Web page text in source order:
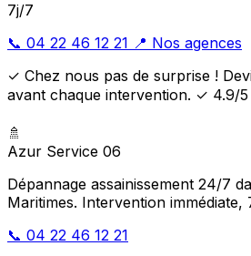
7j/7
📞 04 22 46 12 21 📍 Nos agences
✓ Chez nous pas de surprise !
avant chaque intervention. ✓ 4.9/5
🚿
Azur Service 06
Dépannage assainissement 24/7
Maritimes. Intervention immédiate,
📞 04 22 46 12 21